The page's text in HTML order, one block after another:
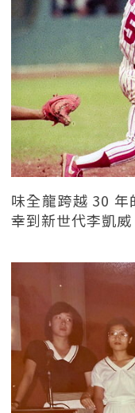
味全龍跨越 30
幸到新世代李凱威